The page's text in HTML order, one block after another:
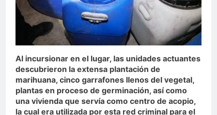
Al incursionar en el lugar, las unidades actuantes
descubrieron la extensa plantación de
marihuana, cinco garrafones llenos del vegetal,
plantas en proceso de germinación, así como
una vivienda que servía como centro de acopio,
la cual era utilizada por esta red criminal para el